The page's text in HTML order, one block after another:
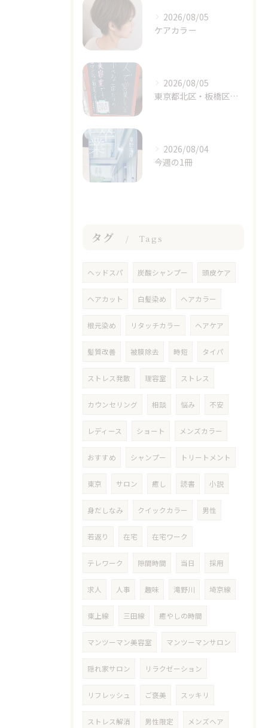
2026/08/05
ケアカラー
2026/08/05
東京都北区・板橋区でヘアマニキュアをお探しの方へ｜頭皮がしみる方のための白髪染めという選択肢
2026/08/04
今週の1冊
タグ Tags
ヘッドスパ 炭酸シャンプー 頭皮ケア
ヘアカット 白髪染め ヘアカラー
根元染め リタッチカラー ヘアケア
髪質改善 被膜除去 時短 タイパ
ストレス発散 理容室 ストレス
カウンセリング 相談 悩み 不安
レディース ショート メンズカラー
おすすめ シャンプー トリートメント
東京 サロン 癒し 読書 小説
身だしなみ クイックカラー 男性
若返り 在宅 在宅ワーク
テレワーク 隙間時間 当日 採用
求人 人事 趣味 滝野川 埼京線
東上線 三田線 癒やしの時間
マンツーマン美容室 マンツーマンサロン
隠れ家サロン リラクゼーション
リフレッシュ ご褒美 スッキリ
ストレス解消 男性限定 メンズヘア